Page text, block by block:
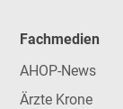
Fachmedien
AHOP-News
Ärzte Krone